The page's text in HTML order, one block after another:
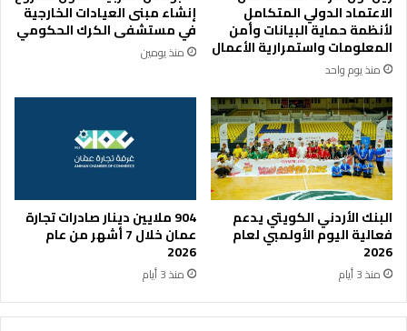
و
ت
خ
ر
ي
ج
أ
و
ا
ئ
ل
ا
ل
أ
د
ش
ي
ط
ا
ل
س
ي
ا
ح
ي
و
ه
ي
ئ
ت
الاعتماد الدولي المتكامل
لأنظمة حماية البيانات وأمن
المعلومات واستمرارية الأعمال
منذ يوم واحد
إنشاء مبنى العيادات الخارجية
في مستشفى الكرك الحكومي
منذ يومين
البنك الأردني الكويتي يدعم
فعالية اليوم الأولمبي لعام
2026
منذ 3 أيام
904 ملايين دينار صادرات تجارة
عمان خلال 7 أشهر من عام
2026
منذ 3 أيام